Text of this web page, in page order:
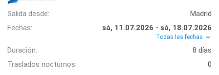
Salida desde:
Madrid
Fechas:
sá, 11.07.2026 - sá, 18.07.2026
Todas las fechas
Duración:
8 días
Traslados nocturnos:
0